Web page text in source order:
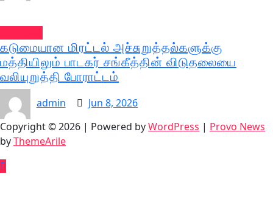
கடுமையான மிரட்டல் அச்சுறுத்தல்களுக்கு
மத்தியிலும் பாடகர் சங்கீத்தின் விடுதலையை
வலியுறுத்தி போராட்டம்
admin
Jun 8, 2026
Copyright © 2026 | Powered byWordPress | Provo News
byThemeArile